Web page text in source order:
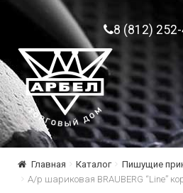
Перейти к навигации
Перейти к содержимому
8 (812)
Главная Каталог Пишущие
А/р шариковая BRAUBERG “Line”